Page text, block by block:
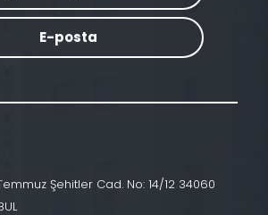
E-posta
Şehitler Cad. No: 14/12 34060